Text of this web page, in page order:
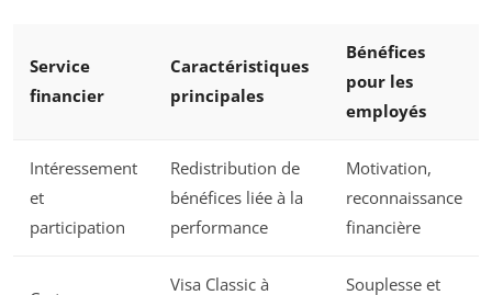
Service
financier
Caractéristiques
principales
Bénéfices
pour les
employés
Intéressement
et
participation
Redistribution de
bénéfices liée à la
performance
Motivation,
reconnaissance
financière
Visa Classic à
Souplesse et